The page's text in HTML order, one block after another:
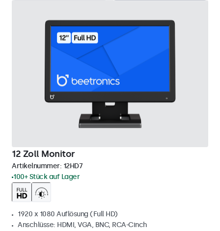
12 Zoll Monitor
Artikelnummer: 12HD7
100+ Stück auf Lager
1920 x 1080 Auflösung (Full HD)
Anschlüsse: HDMI, VGA, BNC, RCA-Cinch